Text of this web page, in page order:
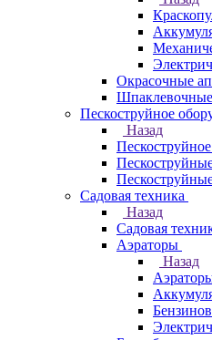
Окрасочные
Пескоструйное
Назад
Садовая техника
Назад
Садовая
Аэраторы
Назад